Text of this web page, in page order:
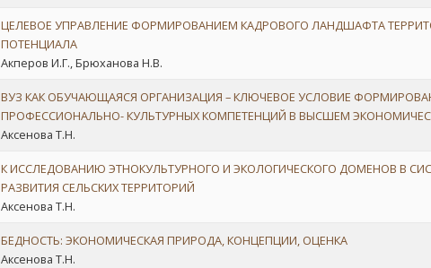
ЦЕЛЕВОЕ УПРАВЛЕНИЕ ФОРМИРОВАНИЕМ КАДРОВОГО ЛАНДШАФТА
ПОТЕНЦИАЛА
Акперов И.Г., Брюханова Н.В.
ВУЗ КАК ОБУЧАЮЩАЯСЯ ОРГАНИЗАЦИЯ – КЛЮЧЕВОЕ УСЛОВИЕ
ПРОФЕССИОНАЛЬНО- КУЛЬТУРНЫХ КОМПЕТЕНЦИЙ В ВЫСШЕМ
Аксенова Т.Н.
К ИССЛЕДОВАНИЮ ЭТНОКУЛЬТУРНОГО И ЭКОЛОГИЧЕСКОГО ДОМЕНОВ В
РАЗВИТИЯ СЕЛЬСКИХ ТЕРРИТОРИЙ
Аксенова Т.Н.
БЕДНОСТЬ: ЭКОНОМИЧЕСКАЯ ПРИРОДА, КОНЦЕПЦИИ, ОЦЕНКА
Аксенова Т.Н.